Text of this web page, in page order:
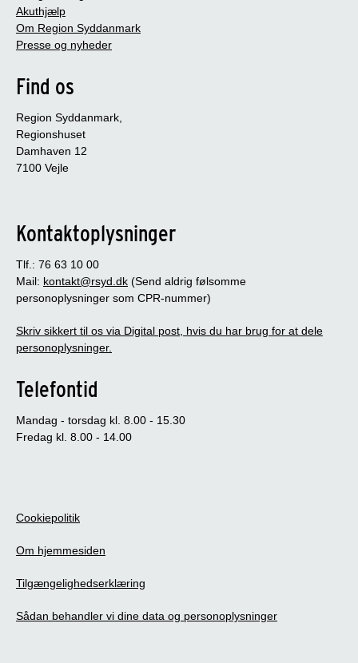
Akuthjælp
Om Region Syddanmark
Presse og nyheder
Find os
Region Syddanmark,
Regionshuset
Damhaven 12
7100 Vejle
Kontaktoplysninger
Tlf.: 76 63 10 00
Mail: kontakt@rsyd.dk (Send aldrig følsomme
personoplysninger som CPR-nummer)
Skriv sikkert til os via Digital post, hvis du har brug for at dele
personoplysninger.
Telefontid
Mandag - torsdag kl. 8.00 - 15.30
Fredag kl. 8.00 - 14.00
Cookiepolitik
Om hjemmesiden
Tilgængelighedserklæring
Sådan behandler vi dine data og personoplysninger